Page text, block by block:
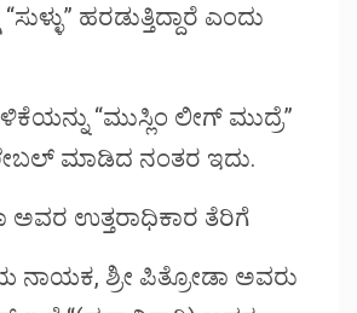
ಹರಡುತ್ತಿದ್ದಾರೆ ಎಂದು
“ಮುಸ್ಲಿಂ ಲೀಗ್ ಮುದ್ರೆ”
ಮಾಡಿದ ನಂತರ ಇದು.
ಅವರ ಉತ್ತರಾಧಿಕಾರ ತೆರಿಗೆ
ನಾಯಕ, ಶ್ರೀ ಪಿತ್ರೋಡಾ ಅವರು